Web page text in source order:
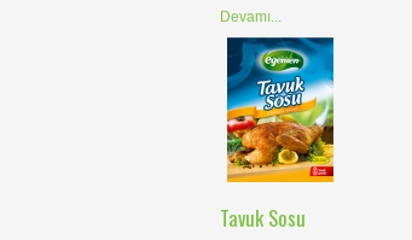
Devamı...
Tavuk Sosu